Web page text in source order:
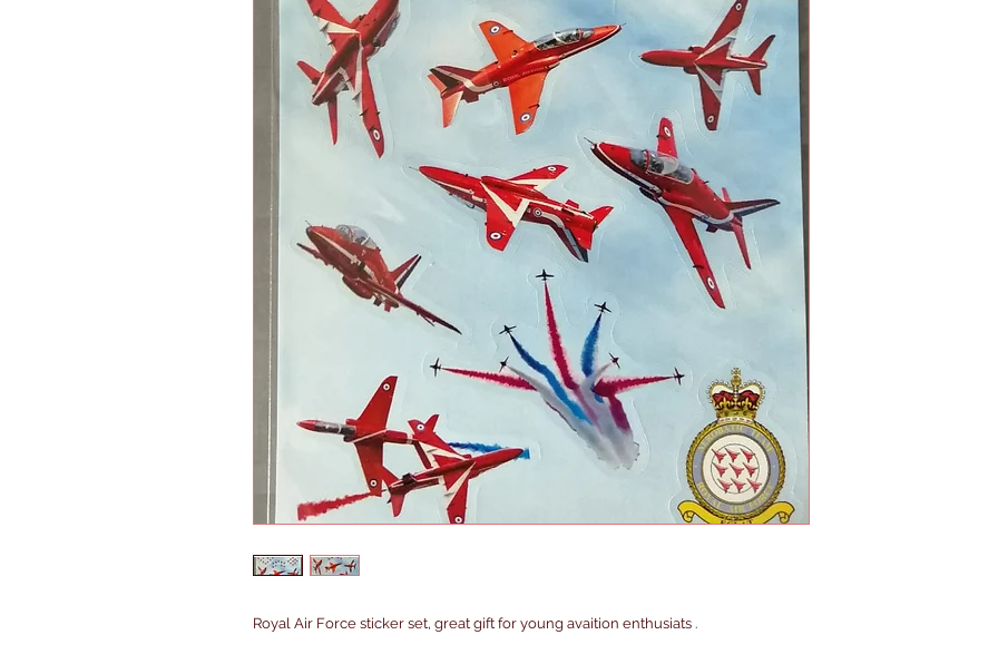
Royal Air Force sticker set, great gift for young avaition enthusiats .